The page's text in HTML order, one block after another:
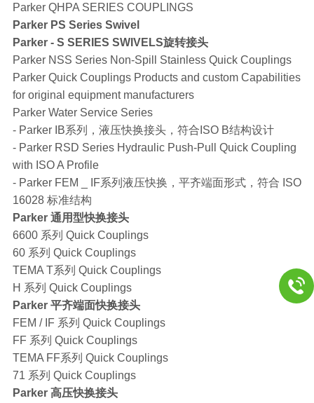
Parker QHPA SERIES COUPLINGS
Parker PS Series Swivel
Parker - S SERIES SWIVELS旋转接头
Parker NSS Series Non-Spill Stainless Quick Couplings
Parker Quick Couplings Products and custom Capabilities
for original equipment manufacturers
Parker Water Service Series
- Parker IB系列，液压快换接头，符合ISO B结构设计
- Parker RSD Series Hydraulic Push-Pull Quick Coupling
with ISO A Profile
- Parker FEM _ IF系列液压快换，平齐端面形式，符合 ISO
16028 标准结构
Parker 通用型快换接头
6600 系列 Quick Couplings
60 系列 Quick Couplings
TEMA T系列 Quick Couplings
H 系列 Quick Couplings
Parker 平齐端面快换接头
FEM / IF 系列 Quick Couplings
FF 系列 Quick Couplings
TEMA FF系列 Quick Couplings
71 系列 Quick Couplings
Parker 高压快换接头